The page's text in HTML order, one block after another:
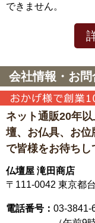
できません。
会社情報・お問
ネット通販20年以
壇、お仏具、お
で皆様をお待ちし
仏壇屋 滝田商店
〒111-0042 東京都
電話番号： 03-3841-